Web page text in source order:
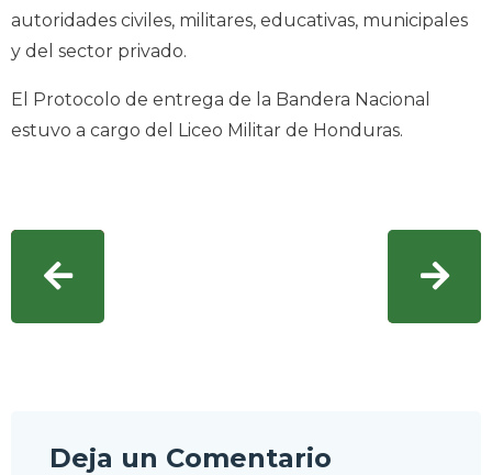
autoridades civiles, militares, educativas, municipales
y del sector privado.
El Protocolo de entrega de la Bandera Nacional
estuvo a cargo del Liceo Militar de Honduras.
Deja un Comentario